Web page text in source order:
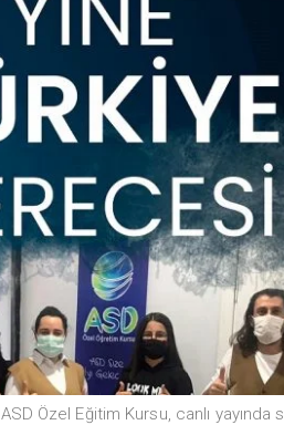
ASD Özel Eğitim Kursu, canlı yayında